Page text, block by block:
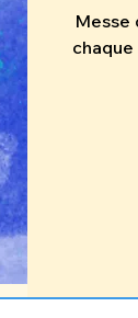
Messe
chaque